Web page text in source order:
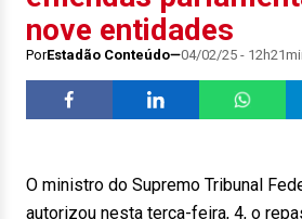
nove entidades
PorEstadão Conteúdo 04/02/25 -
O ministro do Supremo Tribunal
autorizou nesta terça-feira, 4, o